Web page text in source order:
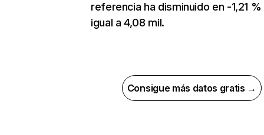
referencia ha disminuido en -1,21
igual a 4,08 mil.
Consigue más datos gratis →